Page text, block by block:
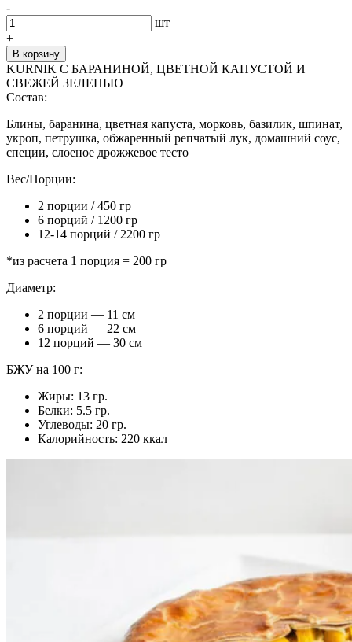
-
шт
+
В корзину
KURNIK С БАРАНИНОЙ, ЦВЕТНОЙ КАПУСТОЙ И
СВЕЖЕЙ ЗЕЛЕНЬЮ
Состав:
Блины, баранина, цветная капуста, морковь, базилик, шпинат,
укроп, петрушка, обжаренный репчатый лук, домашний соус,
специи, слоеное дрожжевое тесто
Вес/Порции:
2 порции / 450 гр
6 порций / 1200 гр
12-14 порций / 2200 гр
*из расчета 1 порция = 200 гр
Диаметр:
2 порции — 11 см
6 порций — 22 см
12 порций — 30 см
БЖУ на 100 г:
Жиры: 13 гр.
Белки: 5.5 гр.
Углеводы: 20 гр.
Калорийность: 220 ккал